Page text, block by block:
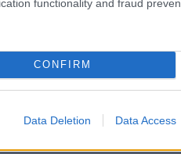
functionality and fraud
CONFIRM
Data Deletion Data Access
diRedazione